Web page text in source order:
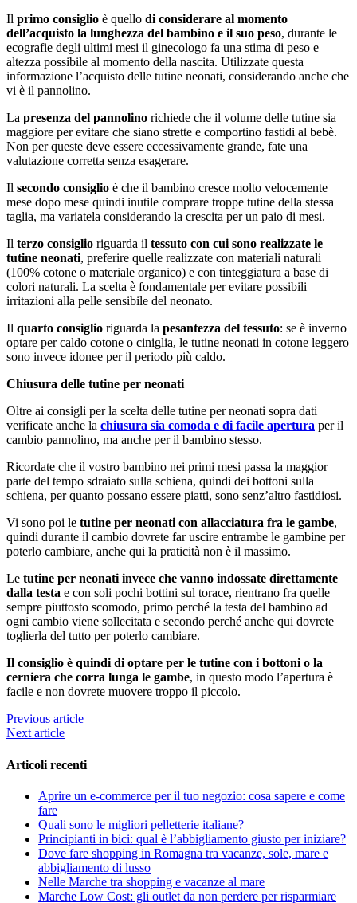
Il primo consiglio è quello di considerare al momento
dell’acquisto la lunghezza del bambino e il suo peso, durante le
ecografie degli ultimi mesi il ginecologo fa una stima di peso e
altezza possibile al momento della nascita. Utilizzate questa
informazione l’acquisto delle tutine neonati, considerando anche che
vi è il pannolino.
La presenza del pannolino richiede che il volume delle tutine sia
maggiore per evitare che siano strette e comportino fastidi al bebè.
Non per queste deve essere eccessivamente grande, fate una
valutazione corretta senza esagerare.
Il secondo consiglio è che il bambino cresce molto velocemente
mese dopo mese quindi inutile comprare troppe tutine della stessa
taglia, ma variatela considerando la crescita per un paio di mesi.
Il terzo consiglio riguarda il tessuto con cui sono realizzate le
tutine neonati, preferire quelle realizzate con materiali naturali
(100% cotone o materiale organico) e con tinteggiatura a base di
colori naturali. La scelta è fondamentale per evitare possibili
irritazioni alla pelle sensibile del neonato.
Il quarto consiglio riguarda la pesantezza del tessuto: se è inverno
optare per caldo cotone o ciniglia, le tutine neonati in cotone leggero
sono invece idonee per il periodo più caldo.
Chiusura delle tutine per neonati
Oltre ai consigli per la scelta delle tutine per neonati sopra dati
verificate anche la chiusura sia comoda e di facile apertura per il
cambio pannolino, ma anche per il bambino stesso.
Ricordate che il vostro bambino nei primi mesi passa la maggior
parte del tempo sdraiato sulla schiena, quindi dei bottoni sulla
schiena, per quanto possano essere piatti, sono senz’altro fastidiosi.
Vi sono poi le tutine per neonati con allacciatura fra le gambe,
quindi durante il cambio dovrete far uscire entrambe le gambine per
poterlo cambiare, anche qui la praticità non è il massimo.
Le tutine per neonati invece che vanno indossate direttamente
dalla testa e con soli pochi bottini sul torace, rientrano fra quelle
sempre piuttosto scomodo, primo perché la testa del bambino ad
ogni cambio viene sollecitata e secondo perché anche qui dovrete
toglierla del tutto per poterlo cambiare.
Il consiglio è quindi di optare per le tutine con i bottoni o la
cerniera che corra lunga le gambe, in questo modo l’apertura è
facile e non dovrete muovere troppo il piccolo.
Previous article
Next article
Articoli recenti
Aprire un e-commerce per il tuo negozio: cosa sapere e come
fare
Quali sono le migliori pelletterie italiane?
Principianti in bici: qual è l’abbigliamento giusto per iniziare?
Dove fare shopping in Romagna tra vacanze, sole, mare e
abbigliamento di lusso
Nelle Marche tra shopping e vacanze al mare
Marche Low Cost: gli outlet da non perdere per risparmiare